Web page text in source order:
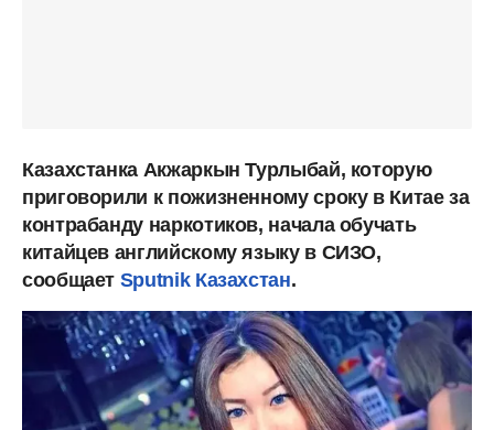
Казахстанка Акжаркын Турлыбай, которую
приговорили к пожизненному сроку в Китае за
контрабанду наркотиков, начала обучать
китайцев английскому языку в СИЗО,
сообщает Sputnik Казахстан.